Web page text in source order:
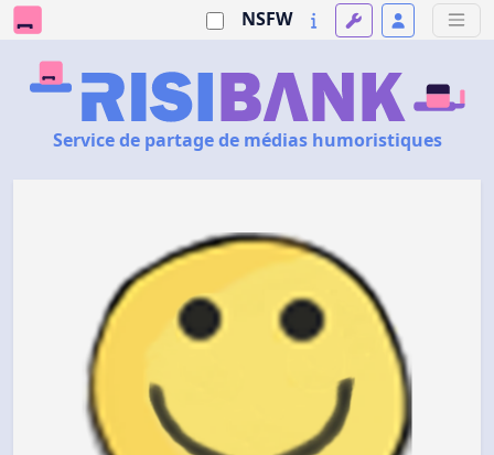
NSFW
Service de partage de médias humoristiques